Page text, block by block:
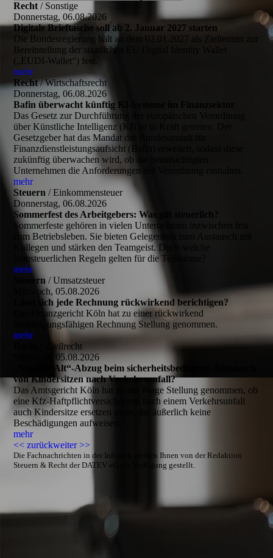
Recht / Sonstige
Donnerstag, 06.08.2026
Digitale Brieftasche soll ab 2. Januar 2027 starten
Die Bundesregierung hält an dem 02.01.2027 als Zieltermin zur
Bereitstellung der staatlichen EU Digital Identity Wallet
(„EUDI-Wallet“) fest.
mehr
Recht/ Wirtschaftsrecht
Donnerstag, 06.08.2026
Bafin überwacht künftig KI-Systeme im Finanzsektor
Das Gesetz zur Durchführung der europäischen Verordnung
über Künstliche Intelligenz (KI) ist in Kraft getreten. Der
Gesetzgeber hat das Mandat der Bundesanstalt für
Finanzdienstleistungsaufsicht (Bafin) erweitert, sodass diese
zukünftig überwachen wird, ob die beaufsichtigten
Unternehmen die Anforderungen der Verordnung einhalten.
mehr
Steuern / Einkommensteuer
Donnerstag, 06.08.2026
Sommerfest des Arbeitgebers: Was gilt steuerlich?
Sommerfeste gehören in vielen Unternehmen inzwischen fest
zum Betriebsleben. Sie bieten Gelegenheit zum Austausch mit
Kollegen und stärken den Teamgeist. Doch welche
lohnsteuerlichen Regeln gelten für die Teilnahme?
mehr
Steuern / Umsatzsteuer
Mittwoch, 05.08.2026
Lässt sich jede Rechnung rückwirkend berichtigen?
Das Finanzgericht Köln hat zu einer rückwirkend
berichtigungsfähigen Rechnung Stellung genommen.
mehr
/ Zivilrecht
Mittwoch, 05.08.2026
„Neu-für-Alt“-Abzug beim sicherheitsbedingten Austausch
von Kindersitzen nach Verkehrsunfall?
Das Amtsgericht Köln hat zu der Frage Stellung genommen, ob
eine Kfz-Haftpflichtversicherung nach einem Verkehrsunfall
auch Kindersitze ersetzen muss, die äußerlich keine
Beschädigungen aufweisen.
mehr
<< zurückweiter >>
Die Fachnachrichten in der Infothek werden Ihnen von der Redaktion
Steuern & Recht der DATEV eG zur Verfügung gestellt.